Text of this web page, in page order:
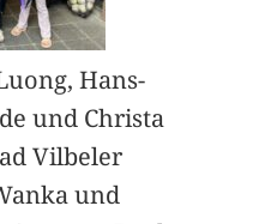
Hans-
und Christa
Vilbeler
und